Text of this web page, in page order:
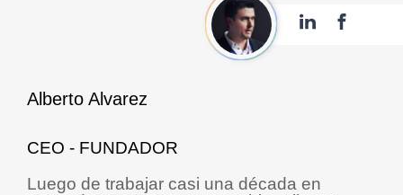
Alberto Alvarez
CEO - FUNDADOR
Luego de trabajar casi una década en